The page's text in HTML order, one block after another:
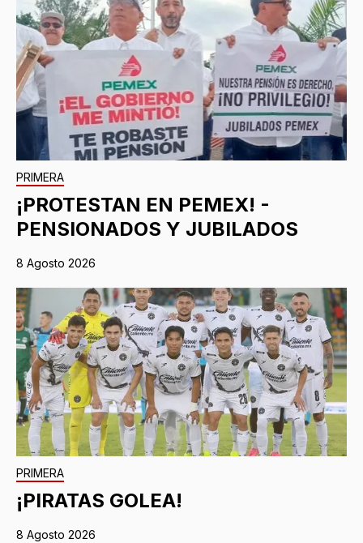
PRIMERA
¡PROTESTAN EN PEMEX! -
PENSIONADOS Y JUBILADOS
8 Agosto 2026
PRIMERA
¡PIRATAS GOLEA!
8 Agosto 2026